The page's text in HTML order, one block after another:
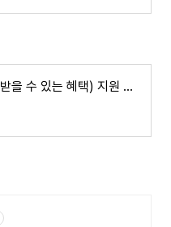
보조금24 (내가 받을 수 있는 혜택) 지원 확인 및 신청 방법